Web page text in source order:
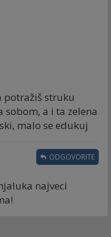
potražiš struku
a i ta zelena
malo se edukuj
najveci
ODGOVORITE